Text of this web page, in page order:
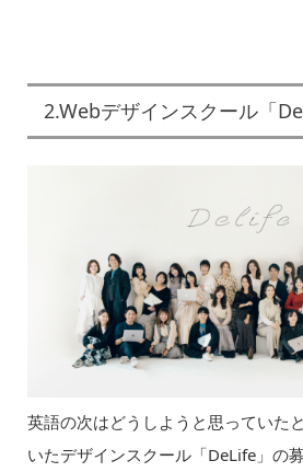
2.Webデザインスクール「
英語の次はどうしようと思っていた
いたデザインスクール「DeLife」の